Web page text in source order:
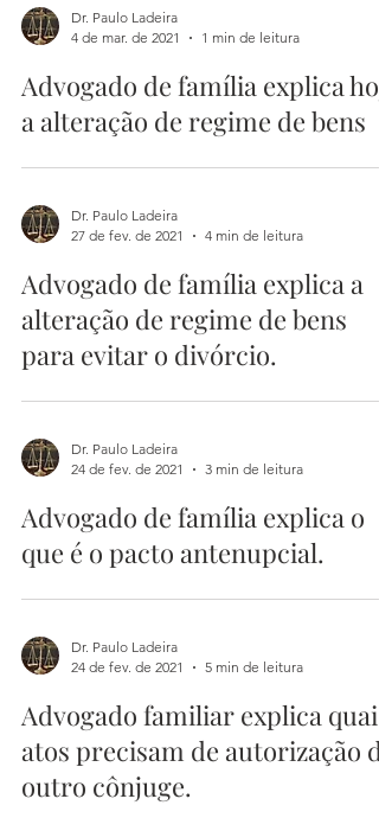
Dr. Paulo Ladeira
4 de mar. de 2021
1 min de leitura
Advogado de família explica
a alteração de regime de bens
Dr. Paulo Ladeira
27 de fev. de 2021
4 min de leitura
Advogado de família explica a
alteração de regime de bens
para evitar o divórcio.
Dr. Paulo Ladeira
24 de fev. de 2021
3 min de leitura
Advogado de família explica o
que é o pacto antenupcial.
Dr. Paulo Ladeira
24 de fev. de 2021
5 min de leitura
Advogado familiar explica quais
atos precisam de autorização do
outro cônjuge.